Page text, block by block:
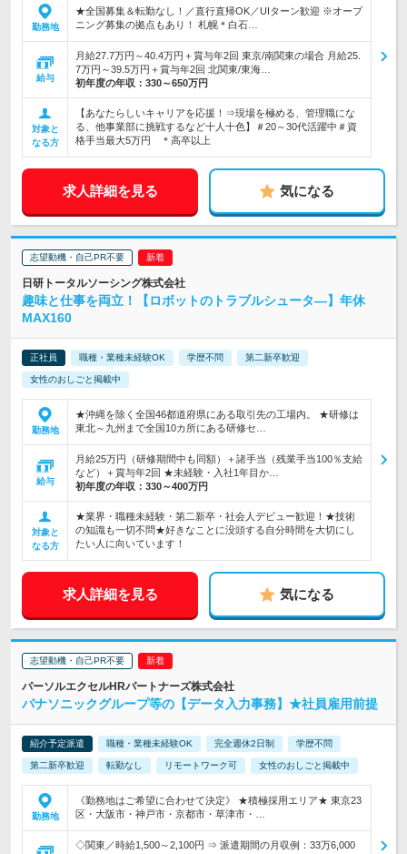
勤務地
★全国募集＆転勤なし！／直行直帰OK／UIターン歓迎 ※オープ
ニング募集の拠点もあり！ 札幌＊白石…
給与
月給27.7万円～40.4万円＋賞与年2回 東京/南関東の場合 月給25.
7万円～39.5万円＋賞与年2回 北関東/東海…
初年度の年収： 330～650万円
対象と
なる方
【あなたらしいキャリアを応援！⇒現場を極める、管理職にな
る、他事業部に挑戦するなど十人十色】＃20～30代活躍中＃資
格手当最大5万円 ＊高卒以上
求人詳細を見る 気になる
志望動機・自己PR不要
日研トータルソーシング株式会社
趣味と仕事を両立！【ロボットのトラブルシュータ―】年休
MAX160
正社員 職種・業種未経験OK 学歴不問 第二新卒歓迎
女性のおしごと掲載中
勤務地
★沖縄を除く全国46都道府県にある取引先の工場内。 ★研修は
東北～九州まで全国10カ所にある研修セ…
給与
月給25万円（研修期間中も同額）＋諸手当（残業手当100％支給
など）＋賞与年2回 ★未経験・入社1年目か…
初年度の年収： 330～400万円
対象と
なる方
★業界・職種未経験・第二新卒・社会人デビュー歓迎！★技術
の知識も一切不問★好きなことに没頭する自分時間を大切にし
たい人に向いています！
求人詳細を見る 気になる
志望動機・自己PR不要
パーソルエクセルHRパートナーズ株式会社
パナソニックグループ等の【データ入力事務】★社員雇用前提
紹介予定派遣 職種・業種未経験OK 完全週休2日制 学歴不問
第二新卒歓迎 転勤なし リモートワーク可 女性のおしごと掲載中
勤務地
《勤務地はご希望に合わせて決定》 ★積極採用エリア★ 東京23
区・大阪市・神戸市・京都市・草津市・…
◇関東／時給1,500～2,100円 ⇒ 派遣期間の月収例：33万6,000